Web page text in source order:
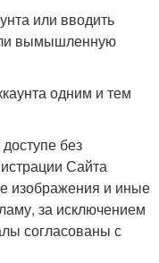
или вводить
вымышленную
одним и тем
без
Сайта
изображения и иные
за исключением
согласованы с